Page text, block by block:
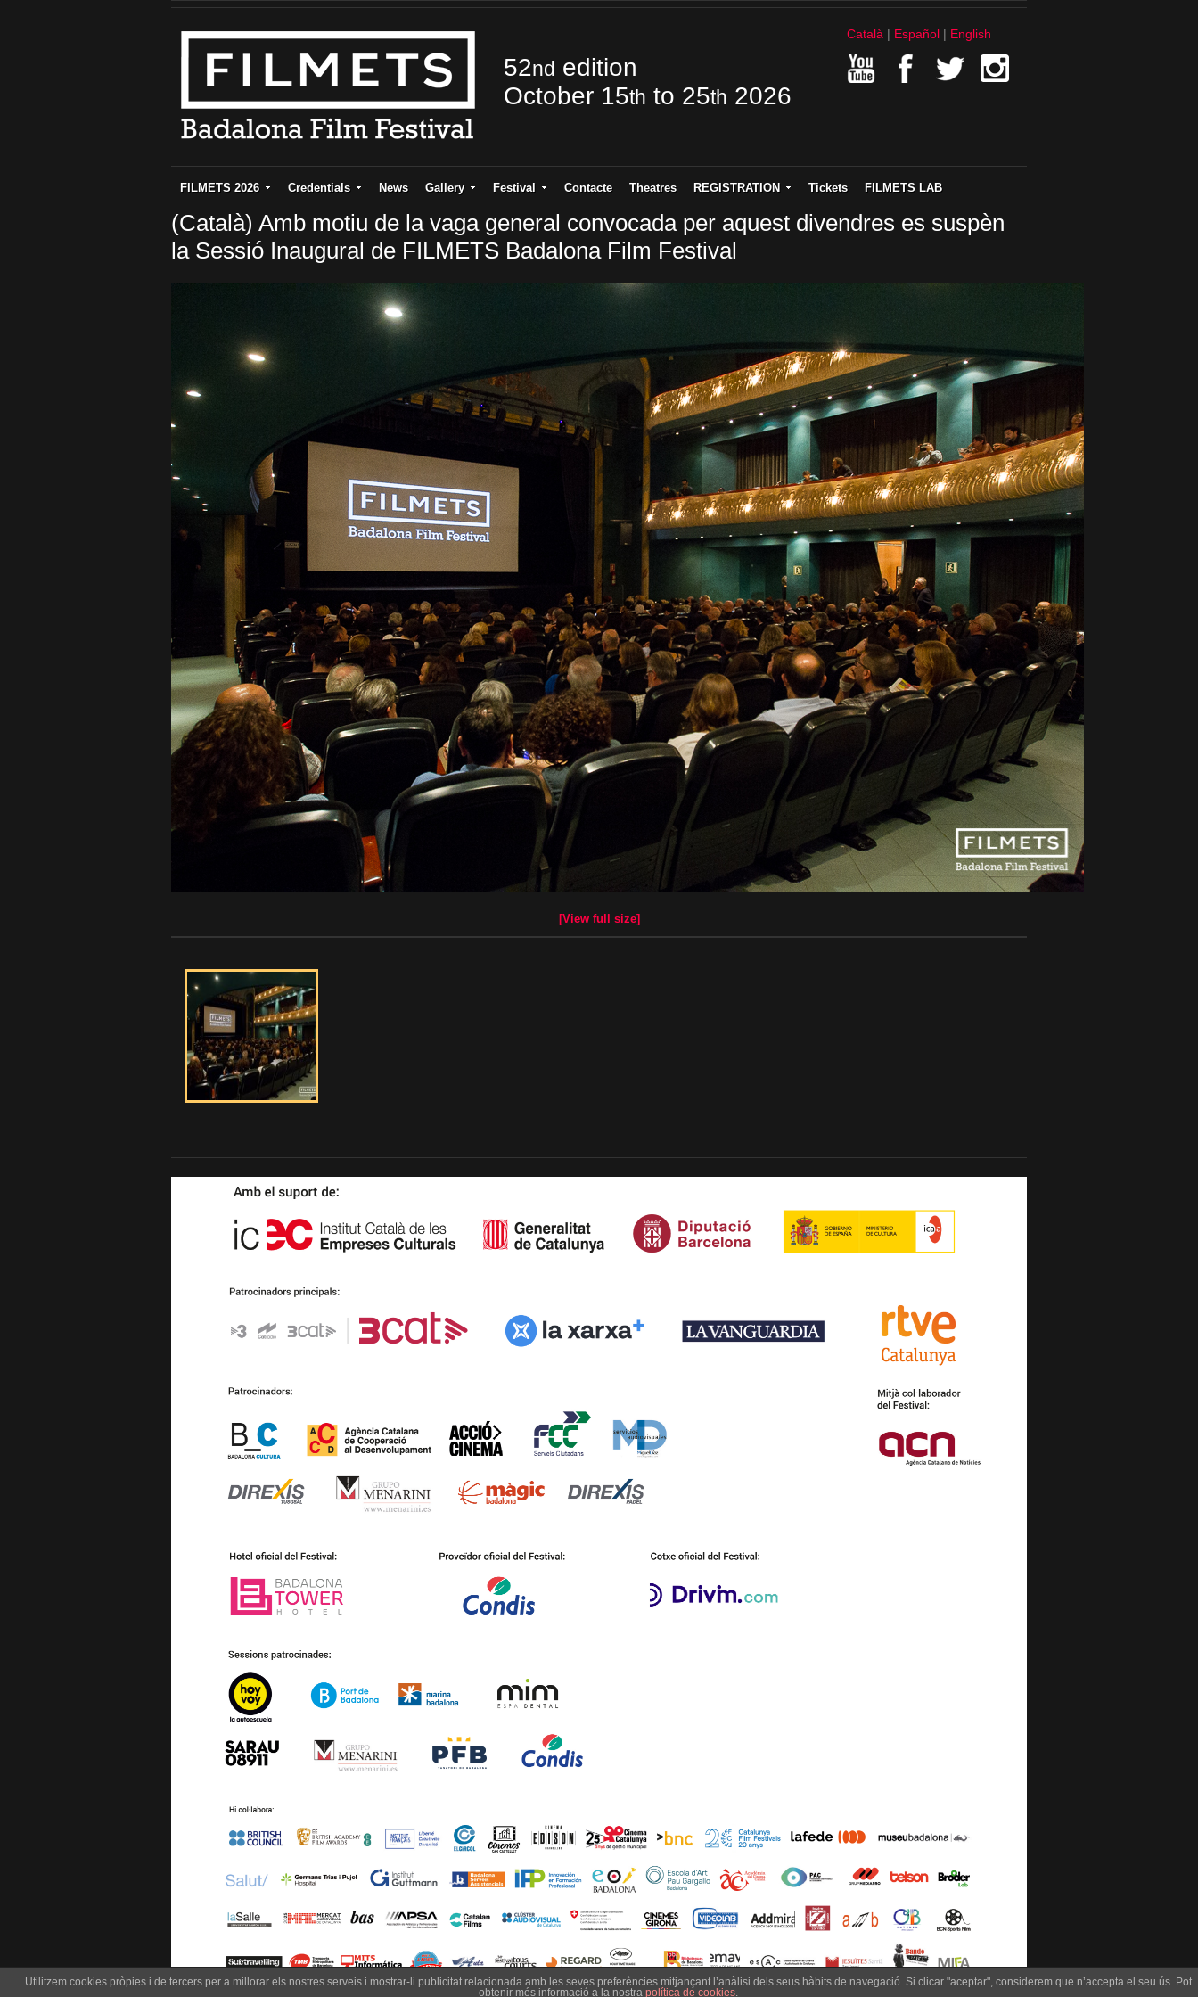
52nd edition
October 15th to 25th 2026
Català Español English
FILMETS 2026 Credentials News Gallery Festival Contacte Theatres REGISTRATION Tickets FILMETS LAB
(Català) Amb motiu de la vaga general convocada per aquest divendres es suspèn
la Sessió Inaugural de FILMETS Badalona Film Festival
[View full size]
Utilitzem cookies pròpies i de tercers per a millorar els nostres serveis i mostrar-li publicitat relacionada amb les seves preferències mitjançant l’anàlisi dels seus hàbits de navegació. Si clicar "aceptar", considerem que n’accepta el seu ús. Pot
obtenir més informació a la nostra política de cookies.